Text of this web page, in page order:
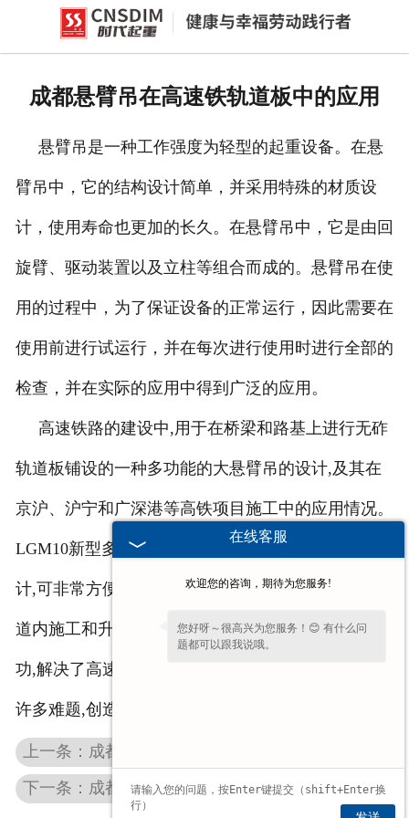
网站首页
企业文化
联系我们
成都悬臂吊在高速铁轨道板中的应用
悬臂吊是一种工作强度为轻型的起重设备。在悬
臂吊中，它的结构设计简单，并采用特殊的材质设
计，使用寿命也更加的长久。在悬臂吊中，它是由回
旋臂、驱动装置以及立柱等组合而成的。悬臂吊在使
用的过程中，为了保证设备的正常运行，因此需要在
使用前进行试运行，并在每次进行使用时进行全部的
检查，并在实际的应用中得到广泛的应用。
高速铁路的建设中,用于在桥梁和路基上进行无砟
轨道板铺设的一种多功能的大悬臂吊的设计,及其在
京沪、沪宁和广深港等高铁项目施工中的应用情况。
LGM10新型多功能大悬臂门吊的设计采用模块化设
计,可非常方便进行组装、跨度变化、悬臂折转、隧
道内施工和升级改造。而多功能大悬臂吊的研制成
功,解决了高速铁路无砟轨道板的铺设施工中遇到的
许多难题,创造了明显的经济和社会效益。
上一条：成都环链电动葫芦中链条材质的选择
下一条：成都悬臂吊在安装的过程中都需要那些工具
在线客服
欢迎您的咨询，期待为您服务!
您好呀～很高兴为您服务！😊 有什么问
题都可以跟我说哦。